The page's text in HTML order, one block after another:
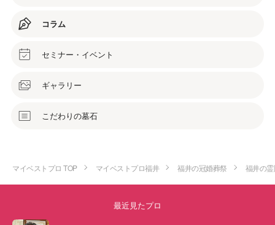
コラム
セミナー・イベント
ギャラリー
こだわりの墓石
マイベストプロ TOP マイベストプロ福井 福井の冠婚葬祭 福井の
最近見たプロ